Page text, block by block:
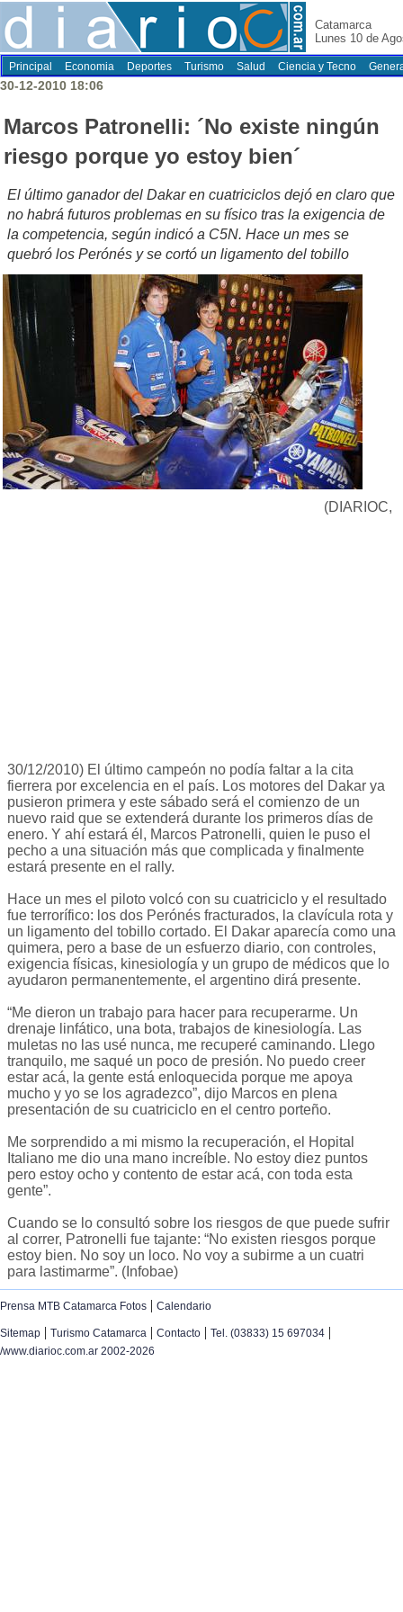
Catamarca
Lunes 10 de
Principal Economia Deportes Turismo Salud Ciencia y Tecno
30-12-2010 18:06
Marcos Patronelli: ´No existe ningún
riesgo porque yo estoy bien´
El último ganador del Dakar en cuatriciclos dejó en claro que
no habrá futuros problemas en su físico tras la exigencia de
la competencia, según indicó a C5N. Hace un mes se
quebró los Perónés y se cortó un ligamento del tobillo
(DIARIOC,
30/12/2010) El último campeón no podía faltar a la cita
fierrera por excelencia en el país. Los motores del Dakar ya
pusieron primera y este sábado será el comienzo de un
nuevo raid que se extenderá durante los primeros días de
enero. Y ahí estará él, Marcos Patronelli, quien le puso el
pecho a una situación más que complicada y finalmente
estará presente en el rally.
Hace un mes el piloto volcó con su cuatriciclo y el resultado
fue terrorífico: los dos Perónés fracturados, la clavícula rota y
un ligamento del tobillo cortado. El Dakar aparecía como una
quimera, pero a base de un esfuerzo diario, con controles,
exigencia físicas, kinesiología y un grupo de médicos que lo
ayudaron permanentemente, el argentino dirá presente.
“Me dieron un trabajo para hacer para recuperarme. Un
drenaje linfático, una bota, trabajos de kinesiología. Las
muletas no las usé nunca, me recuperé caminando. Llego
tranquilo, me saqué un poco de presión. No puedo creer
estar acá, la gente está enloquecida porque me apoya
mucho y yo se los agradezco”, dijo Marcos en plena
presentación de su cuatriciclo en el centro porteño.
Me sorprendido a mi mismo la recuperación, el Hopital
Italiano me dio una mano increíble. No estoy diez puntos
pero estoy ocho y contento de estar acá, con toda esta
gente”.
Cuando se lo consultó sobre los riesgos de que puede sufrir
al correr, Patronelli fue tajante: “No existen riesgos porque
estoy bien. No soy un loco. No voy a subirme a un cuatri
para lastimarme”. (Infobae)
Prensa MTB Catamarca Fotos | Calendario
Sitemap | Turismo Catamarca | Contacto | Tel. (03833) 15 697034 |
/www.diarioc.com.ar 2002-2026